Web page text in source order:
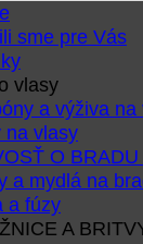
sme pre Vás
vlasy
a výživa na
na vlasy
O BRADU
a mydlá na
a fúzy
A